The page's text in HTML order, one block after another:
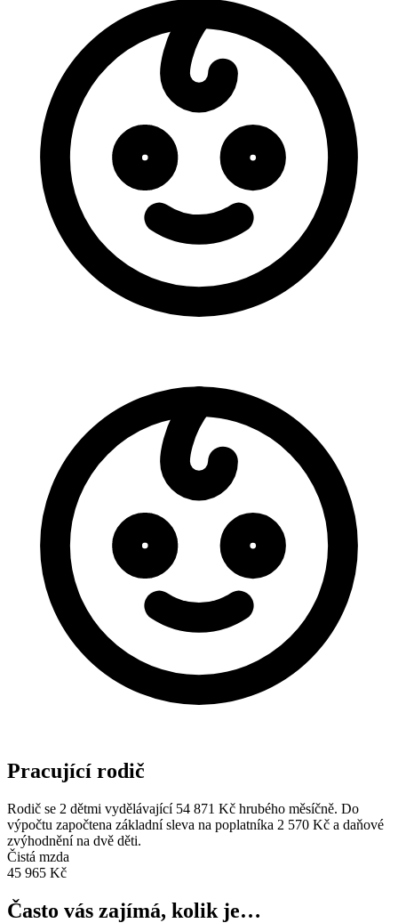
Pracující rodič
Rodič se 2 dětmi vydělávající 54 871 Kč hrubého měsíčně. Do
výpočtu započtena základní sleva na poplatníka 2 570 Kč a daňové
zvýhodnění na dvě děti.
Čistá mzda
45 965 Kč
Často vás zajímá, kolik je…